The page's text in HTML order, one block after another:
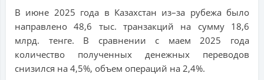
В июне 2025 года в Казахстан из–за рубежа было
направлено 48,6 тыс. транзакций на сумму 18,6
млрд. тенге. В сравнении с маем 2025 года
количество полученных денежных переводов
снизился на 4,5%, объем операций на 2,4%.